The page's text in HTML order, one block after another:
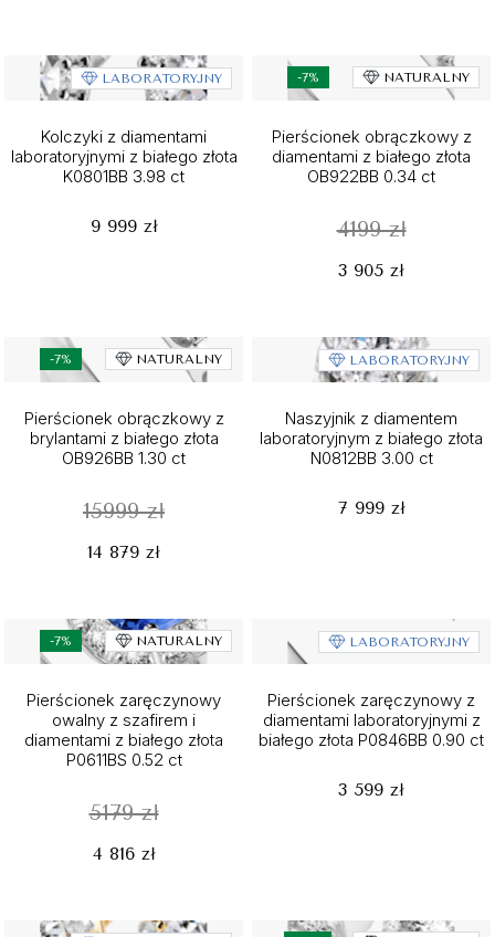
LABORATORYJNY
Kolczyki z diamentami
laboratoryjnymi z białego złota
K0801BB 3.98 ct
9 999 zł
-7% NATURALNY
Pierścionek obrączkowy z
diamentami z białego złota
OB922BB 0.34 ct
4199 zł
3 905 zł
-7% NATURALNY
Pierścionek obrączkowy z
brylantami z białego złota
OB926BB 1.30 ct
15999 zł
14 879 zł
LABORATORYJNY
Naszyjnik z diamentem
laboratoryjnym z białego złota
N0812BB 3.00 ct
7 999 zł
-7% NATURALNY
Pierścionek zaręczynowy
owalny z szafirem i
diamentami z białego złota
P0611BS 0.52 ct
5179 zł
4 816 zł
LABORATORYJNY
Pierścionek zaręczynowy z
diamentami laboratoryjnymi z
białego złota P0846BB 0.90 ct
3 599 zł